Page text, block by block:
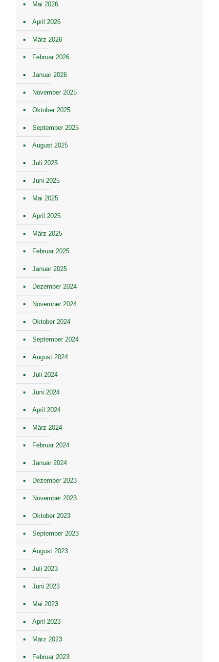
Mai 2026
April 2026
März 2026
Februar 2026
Januar 2026
November 2025
Oktober 2025
September 2025
August 2025
Juli 2025
Juni 2025
Mai 2025
April 2025
März 2025
Februar 2025
Januar 2025
Dezember 2024
November 2024
Oktober 2024
September 2024
August 2024
Juli 2024
Juni 2024
April 2024
März 2024
Februar 2024
Januar 2024
Dezember 2023
November 2023
Oktober 2023
September 2023
August 2023
Juli 2023
Juni 2023
Mai 2023
April 2023
März 2023
Februar 2023